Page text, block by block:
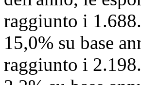
raggiunto i
15,0% su base
raggiunto i